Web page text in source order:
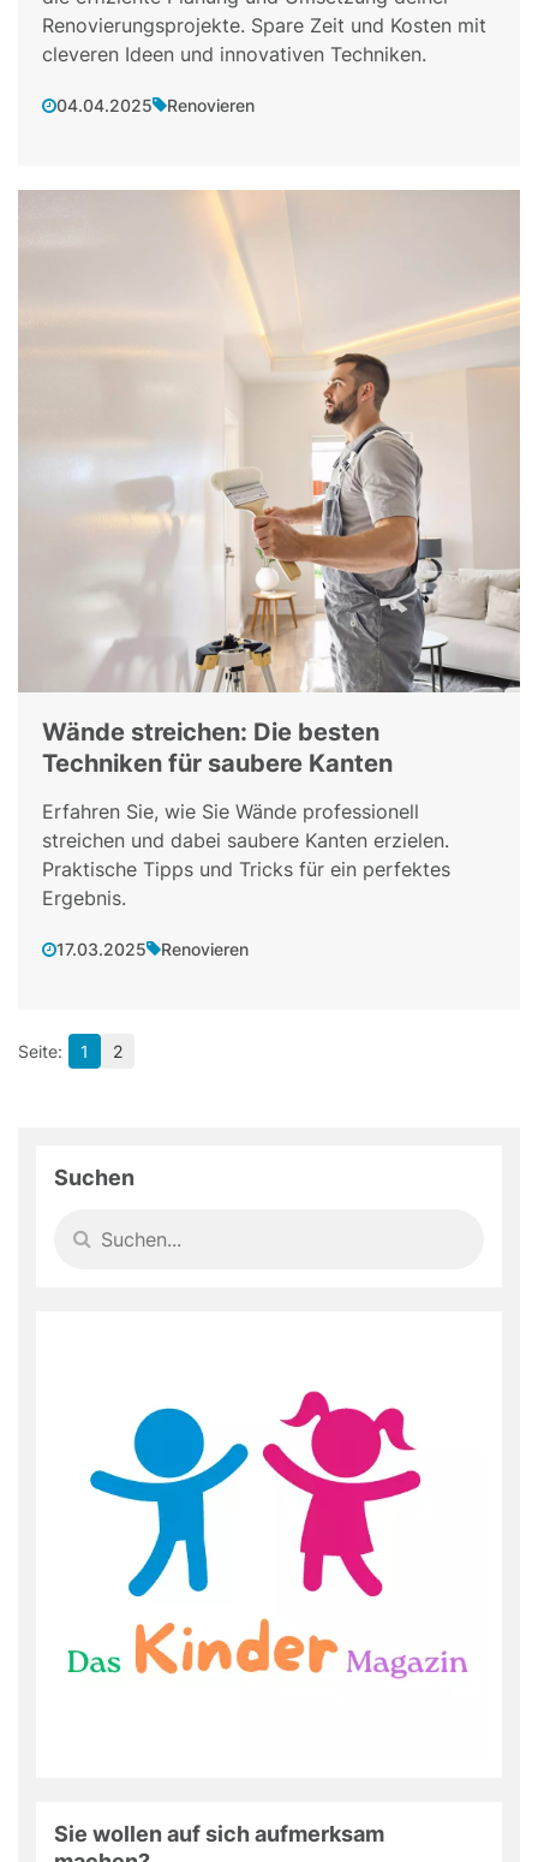
Renovierungsprojekte. Spare Zeit und Kosten mit
cleveren Ideen und innovativen Techniken.
04.04.2025 Renovieren
Wände streichen: Die besten
Techniken für saubere Kanten
Erfahren Sie, wie Sie Wände professionell
streichen und dabei saubere Kanten erzielen.
Praktische Tipps und Tricks für ein perfektes
Ergebnis.
17.03.2025 Renovieren
1 2
Suchen
Sie wollen auf sich aufmerksam